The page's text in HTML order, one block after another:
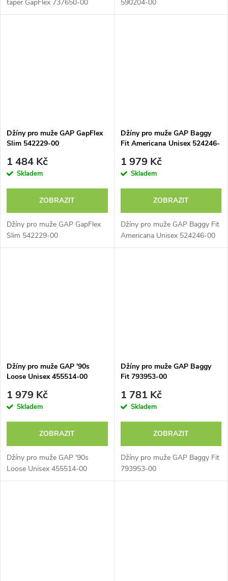
taper GapFlex 737650-00 590204-00
Džíny pro muže GAP GapFlex
Slim 542229-00
1 484 Kč
Skladem
ZOBRAZIT
Džíny pro muže GAP GapFlex
Slim 542229-00
Džíny pro muže GAP Baggy
Fit Americana Unisex 524246-
1 979 Kč
Skladem
ZOBRAZIT
Džíny pro muže GAP Baggy Fit
Americana Unisex 524246-00
Džíny pro muže GAP '90s
Loose Unisex 455514-00
1 979 Kč
Skladem
ZOBRAZIT
Džíny pro muže GAP '90s
Loose Unisex 455514-00
Džíny pro muže GAP Baggy
Fit 793953-00
1 781 Kč
Skladem
ZOBRAZIT
Džíny pro muže GAP Baggy Fit
793953-00